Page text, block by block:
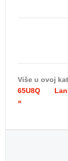
Više u ovoj
65U8Q
»